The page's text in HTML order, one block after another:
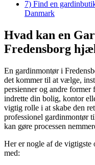
7) Find en
Danmark
Hvad kan en
Fredensborg
En gardinmontør i
det kommer til at vælge,
persienner og andre
indrette din bolig, kontor
vigtig rolle i at skabe den
professionel gardinmontør
kan gøre processen
Her er nogle af de
med: